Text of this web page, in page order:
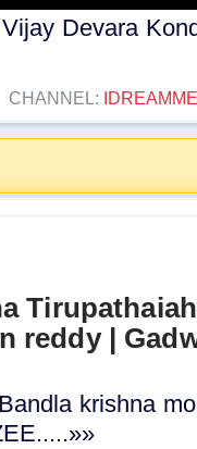
Devara
CHANNEL:
reddy |
krishna